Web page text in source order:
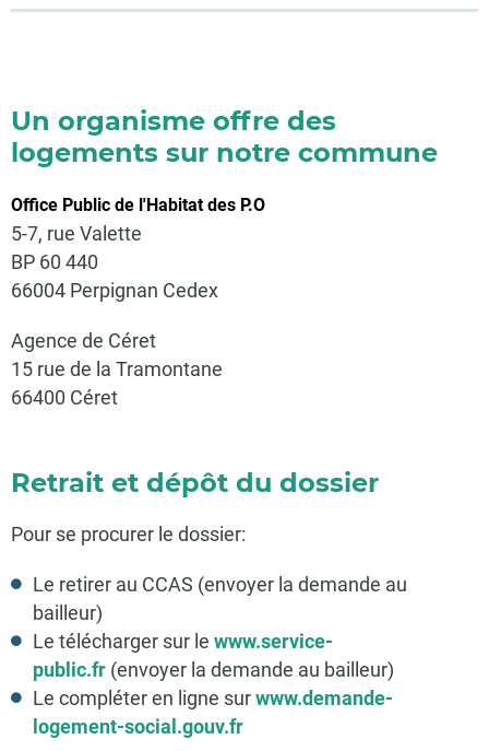
Un organisme offre des
logements sur notre commune
Office Public de l'Habitat des P.O
5-7, rue Valette
BP 60 440
66004 Perpignan Cedex
Agence de Céret
15 rue de la Tramontane
66400 Céret
Retrait et dépôt du dossier
Pour se procurer le dossier:
Le retirer au CCAS (envoyer la demande au
bailleur)
Le télécharger sur le www.service-
public.fr (envoyer la demande au bailleur)
Le compléter en ligne surwww.demande-
logement-social.gouv.fr